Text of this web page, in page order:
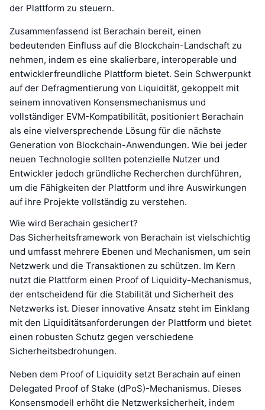
der Plattform zu steuern.
Zusammenfassend ist Berachain bereit, einen
bedeutenden Einfluss auf die Blockchain-Landschaft zu
nehmen, indem es eine skalierbare, interoperable und
entwicklerfreundliche Plattform bietet. Sein Schwerpunkt
auf der Defragmentierung von Liquidität, gekoppelt mit
seinem innovativen Konsensmechanismus und
vollständiger EVM-Kompatibilität, positioniert Berachain
als eine vielversprechende Lösung für die nächste
Generation von Blockchain-Anwendungen. Wie bei jeder
neuen Technologie sollten potenzielle Nutzer und
Entwickler jedoch gründliche Recherchen durchführen,
um die Fähigkeiten der Plattform und ihre Auswirkungen
auf ihre Projekte vollständig zu verstehen.
Wie wird Berachain gesichert?
Das Sicherheitsframework von Berachain ist vielschichtig
und umfasst mehrere Ebenen und Mechanismen, um sein
Netzwerk und die Transaktionen zu schützen. Im Kern
nutzt die Plattform einen Proof of Liquidity-Mechanismus,
der entscheidend für die Stabilität und Sicherheit des
Netzwerks ist. Dieser innovative Ansatz steht im Einklang
mit den Liquiditätsanforderungen der Plattform und bietet
einen robusten Schutz gegen verschiedene
Sicherheitsbedrohungen.
Neben dem Proof of Liquidity setzt Berachain auf einen
Delegated Proof of Stake (dPoS)-Mechanismus. Dieses
Konsensmodell erhöht die Netzwerksicherheit, indem